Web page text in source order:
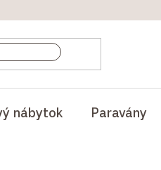
nábytok Paravány